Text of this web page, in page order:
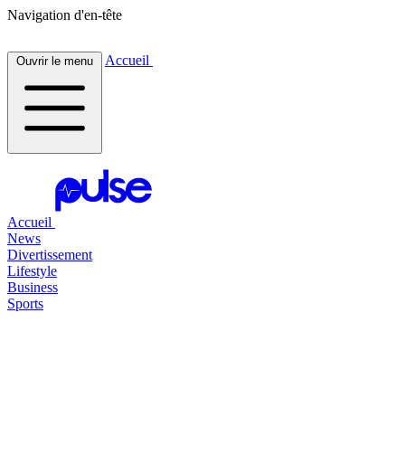
Navigation d'en-tête
Ouvrir le menu Accueil
Accueil
News
Divertissement
Lifestyle
Business
Sports